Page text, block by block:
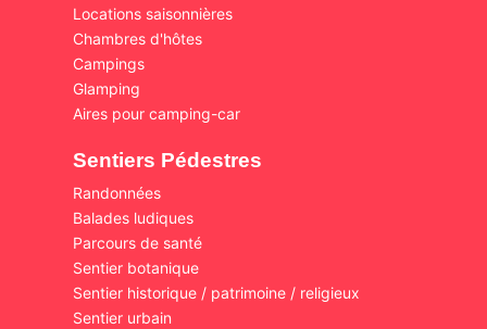
Locations saisonnières
Chambres d'hôtes
Campings
Glamping
Aires pour camping-car
Sentiers Pédestres
Randonnées
Balades ludiques
Parcours de santé
Sentier botanique
Sentier historique / patrimoine / religieux
Sentier urbain